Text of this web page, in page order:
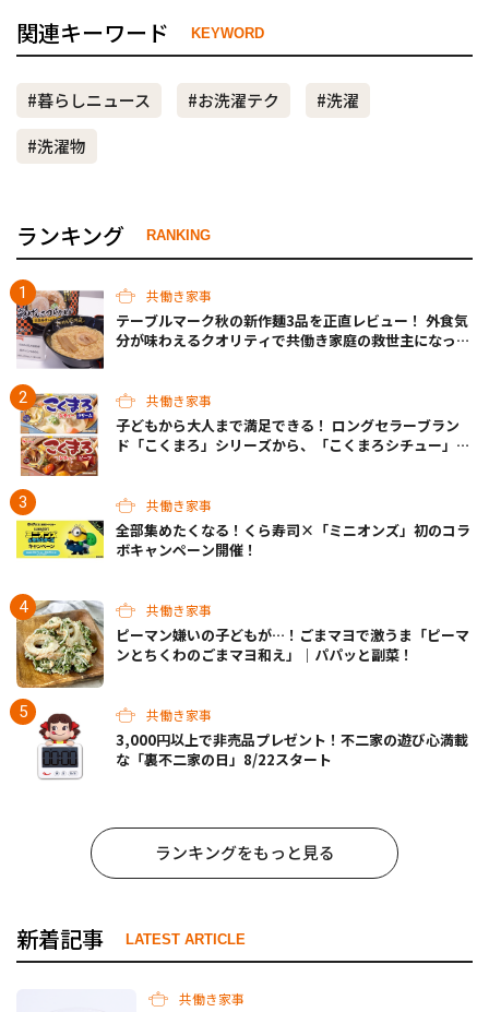
関連キーワード KEYWORD
#暮らしニュース #お洗濯テク
#洗濯
#洗濯物
ランキング RANKING
共働き家事
テーブルマーク秋の新作麺3品を正直レビュー！ 外食気
分が味わえるクオリティで共働き家庭の救世主になって
共働き家事
子どもから大人まで満足できる！ ロングセラーブラン
ド「こくまろ」シリーズから、「こくまろシチュー」＜
共働き家事
全部集めたくなる！くら寿司×「ミニオンズ」初のコラ
ボキャンペーン開催！
共働き家事
ピーマン嫌いの子どもが…！ごまマヨで激うま「ピーマ
ンとちくわのごまマヨ和え」｜パパッと副菜！
共働き家事
3,000円以上で非売品プレゼント！不二家の遊び心満載
な「裏不二家の日」8/22スタート
ランキングをもっと見る
新着記事 LATEST ARTICLE
共働き家事